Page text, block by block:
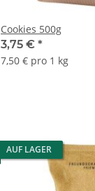
Cookies 500g
3,75 € *
7,50 € pro 1 kg
AUF LAGER